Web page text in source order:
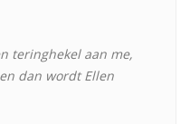
teringhekel aan me,
dan wordt Ellen